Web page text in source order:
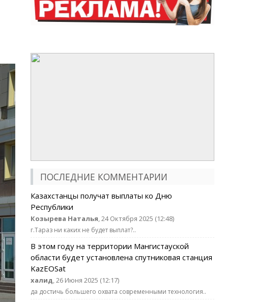
ПОСЛЕДНИЕ КОММЕНТАРИИ
Казахстанцы получат выплаты ко Дню
Республики
Козырева Наталья, 24 Октября 2025 (12:48)
г.Тараз ни каких не будет выплат?..
В этом году на территории Мангистауской
области будет установлена спутниковая станция
KazEOSat
халид, 26 Июня 2025 (12:17)
да достичь большего охвата современными технология..